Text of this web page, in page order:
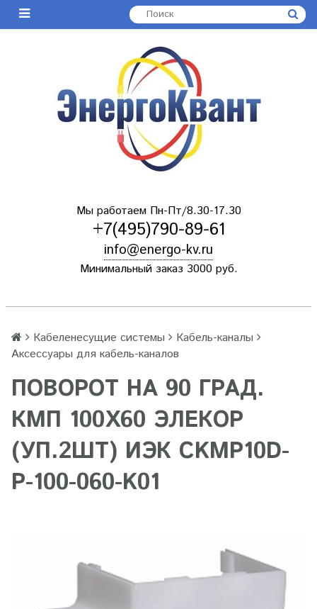
Мы работаем Пн-Пт/8.30-17.30
+7(495)790-89-61
info@energo-kv.ru
Минимальный заказ 3000 руб.
Кабеленесущие системы
Кабель-каналы
Аксессуары для кабель-каналов
ПОВОРОТ НА 90 ГРАД.
КМП 100Х60 ЭЛЕКОР
(УП.2ШТ) ИЭК CKMP10D-
P-100-060-K01